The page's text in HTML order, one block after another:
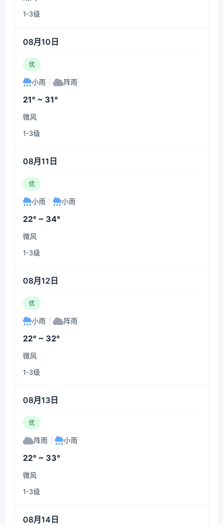
1-3级
08月10日
优
小雨 阵雨
21° ~ 31°
微风
1-3级
08月11日
优
小雨 小雨
22° ~ 34°
微风
1-3级
08月12日
优
小雨 阵雨
22° ~ 32°
微风
1-3级
08月13日
优
阵雨 小雨
22° ~ 33°
微风
1-3级
08月14日